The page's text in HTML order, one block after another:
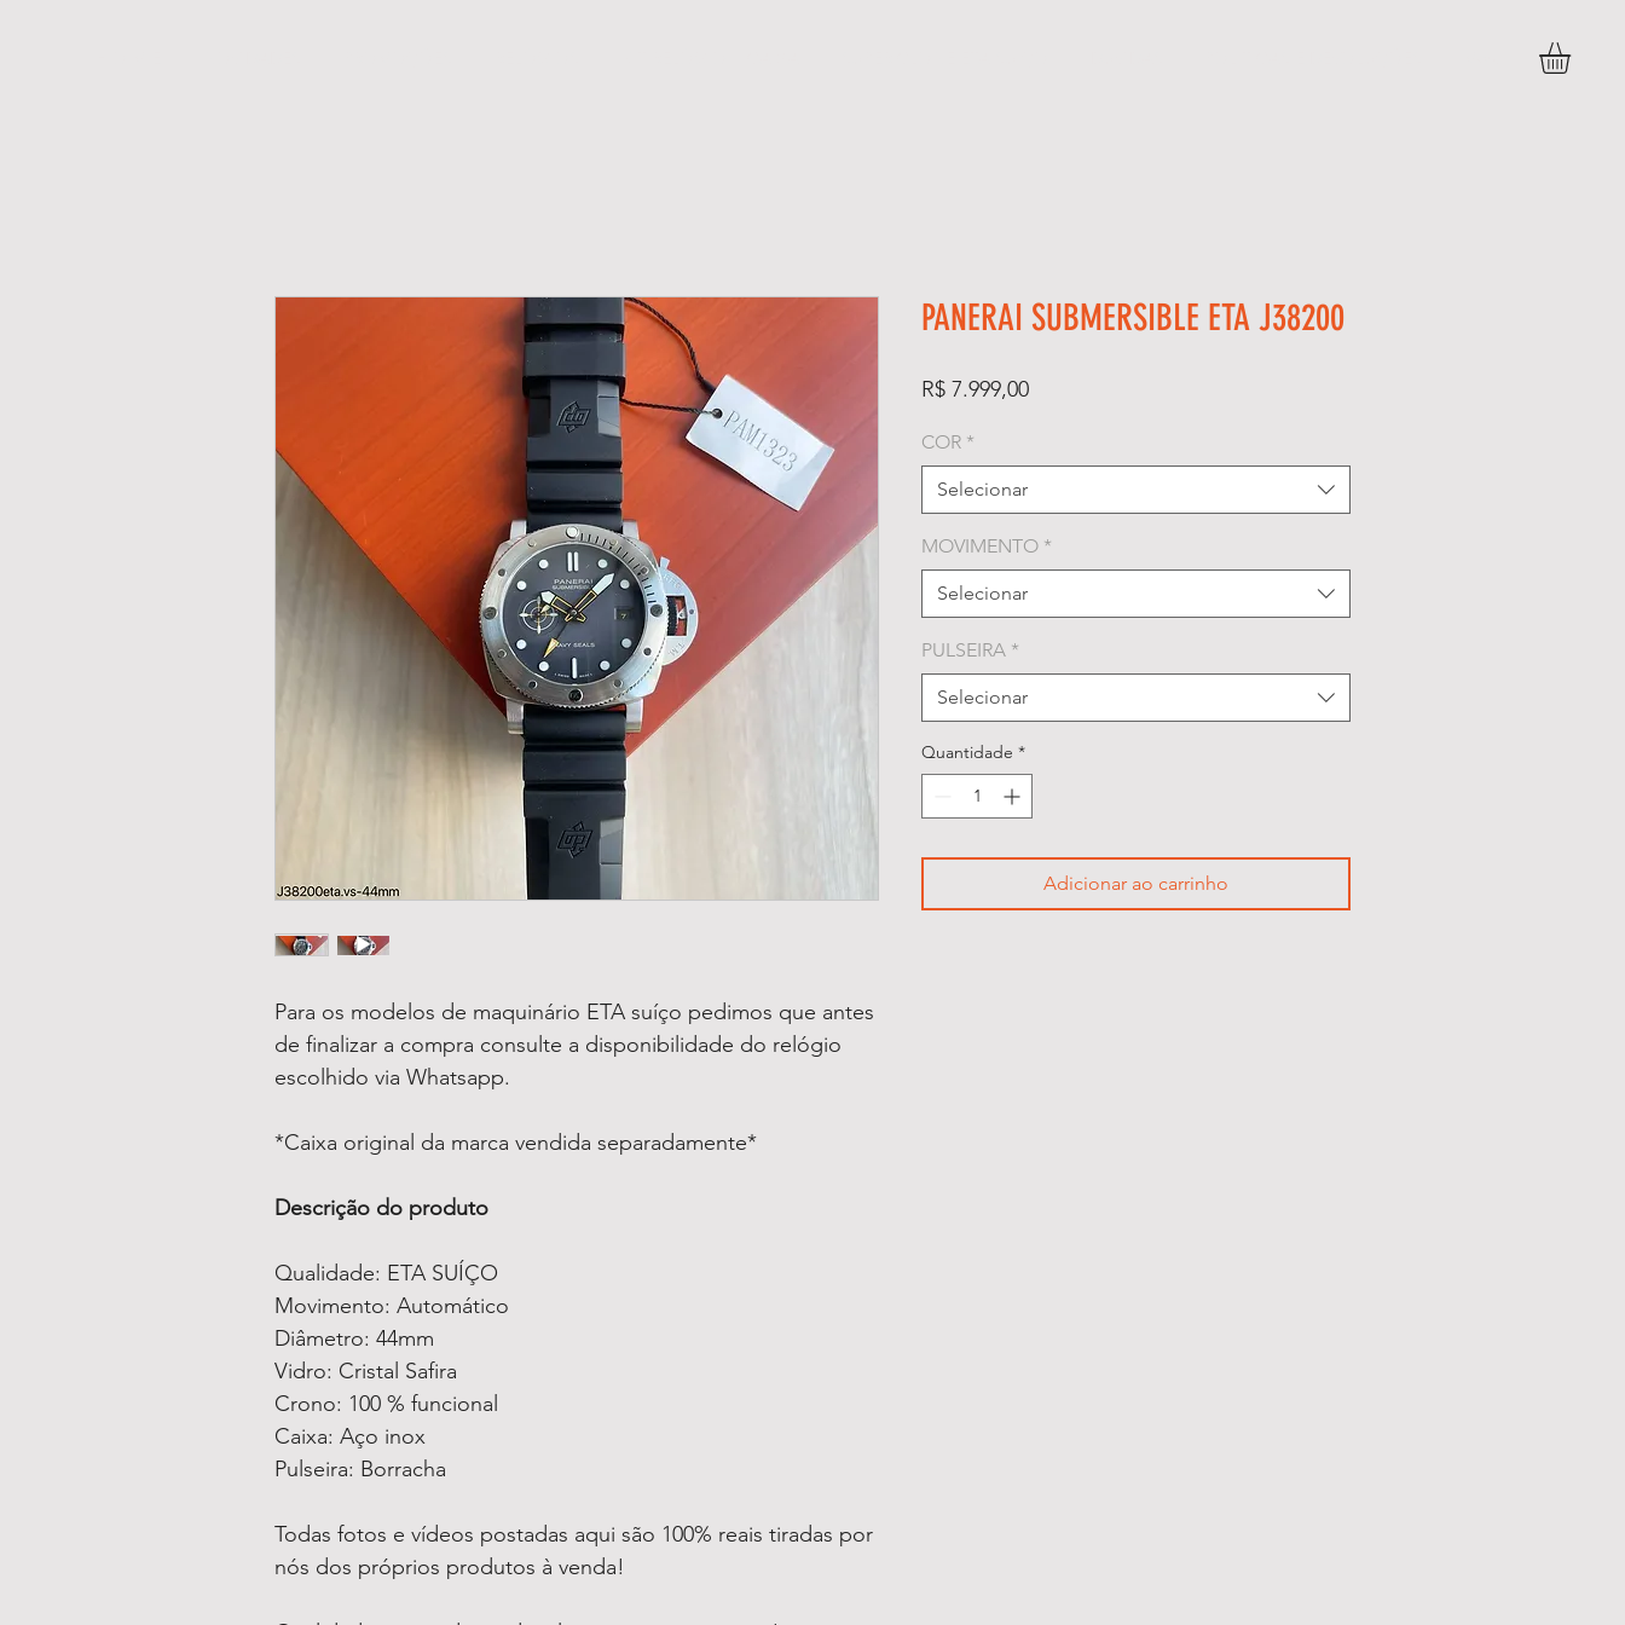
Para os modelos de maquinário ETA suíço pedimos que antes
de finalizar a compra consulte a disponibilidade do relógio
escolhido via Whatsapp.
*Caixa original da marca vendida separadamente*
Descrição do produto
Qualidade: ETA SUÍÇO
Movimento: Automático
Diâmetro: 44mm
Vidro: Cristal Safira
Crono: 100 % funcional
Caixa: Aço inox
Pulseira: Borracha
Todas fotos e vídeos postadas aqui são 100% reais tiradas por
nós dos próprios produtos à venda!
PANERAI SUBMERSIBLE ETA J38200
R$ 7.999,00Preço
COR *
Selecionar
MOVIMENTO *
Selecionar
PULSEIRA *
Selecionar
Quantidade *
Adicionar ao carrinho